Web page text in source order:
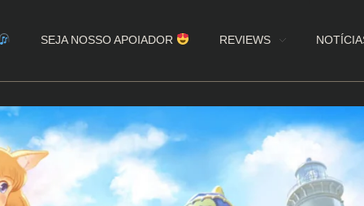
SEJA NOSSO APOIADOR REVIEWS